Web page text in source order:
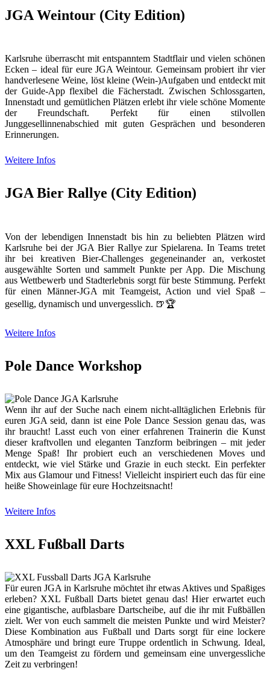
JGA Weintour (City Edition)
Karlsruhe überrascht mit entspanntem Stadtflair und vielen schönen
Ecken – ideal für eure JGA Weintour. Gemeinsam probiert ihr vier
handverlesene Weine, löst kleine (Wein-)Aufgaben und entdeckt mit
der Guide-App flexibel die Fächerstadt. Zwischen Schlossgarten,
Innenstadt und gemütlichen Plätzen erlebt ihr viele schöne Momente
der Freundschaft. Perfekt für einen stilvollen
Junggesellinnenabschied mit guten Gesprächen und besonderen
Erinnerungen.
Weitere Infos
JGA Bier Rallye (City Edition)
Von der lebendigen Innenstadt bis hin zu beliebten Plätzen wird
Karlsruhe bei der JGA Bier Rallye zur Spielarena. In Teams tretet
ihr bei kreativen Bier-Challenges gegeneinander an, verkostet
ausgewählte Sorten und sammelt Punkte per App. Die Mischung
aus Wettbewerb und Stadterlebnis sorgt für beste Stimmung. Perfekt
für einen Männer-JGA mit Teamgeist, Action und viel Spaß –
gesellig, dynamisch und unvergesslich. 🍺🏆
Weitere Infos
Pole Dance Workshop
Wenn ihr auf der Suche nach einem nicht-alltäglichen Erlebnis für
euren JGA seid, dann ist eine Pole Dance Session genau das, was
ihr braucht! Lasst euch von einer erfahrenen Trainerin die Kunst
dieser kraftvollen und eleganten Tanzform beibringen – mit jeder
Menge Spaß! Ihr probiert euch an verschiedenen Moves und
entdeckt, wie viel Stärke und Grazie in euch steckt. Ein perfekter
Mix aus Glamour und Fitness! Vielleicht inspiriert euch das für eine
heiße Showeinlage für eure Hochzeitsnacht!
Weitere Infos
XXL Fußball Darts
Für euren JGA in Karlsruhe möchtet ihr etwas Aktives und Spaßiges
erleben? XXL Fußball Darts bietet genau das! Hier erwartet euch
eine gigantische, aufblasbare Dartscheibe, auf die ihr mit Fußbällen
zielt. Wer von euch sammelt die meisten Punkte und wird Meister?
Diese Kombination aus Fußball und Darts sorgt für eine lockere
Atmosphäre und bringt eure Truppe ordentlich in Schwung. Ideal,
um den Teamgeist zu fördern und gemeinsam eine unvergessliche
Zeit zu verbringen!